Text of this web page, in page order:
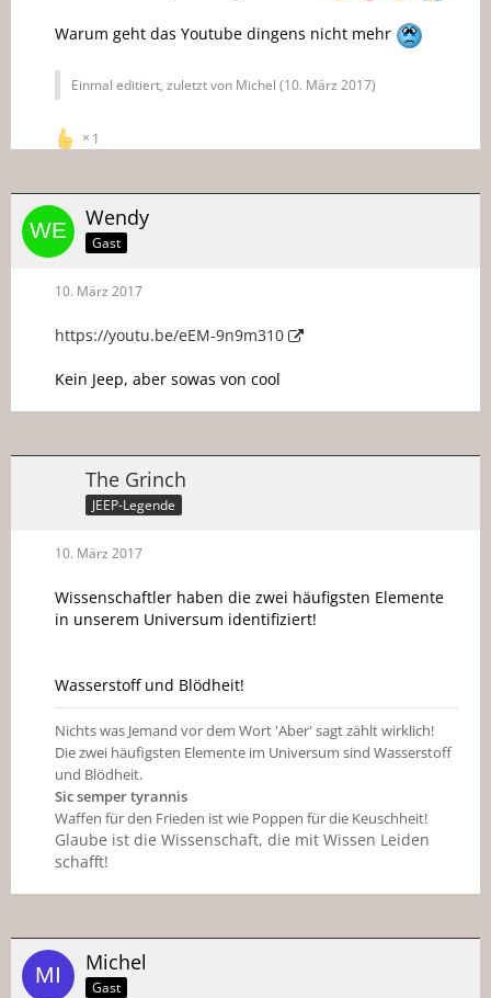
Warum geht das Youtube dingens nicht mehr
Einmal editiert, zuletzt von Michel (10. März 2017)
1
Wendy
Gast
10. März 2017
https://youtu.be/eEM-9n9m310
Kein Jeep, aber sowas von cool
The Grinch
JEEP-Legende
10. März 2017
Wissenschaftler haben die zwei häufigsten Elemente
in unserem Universum identifiziert!
Wasserstoff und Blödheit!
Nichts was Jemand vor dem Wort 'Aber' sagt zählt wirklich!
Die zwei häufigsten Elemente im Universum sind Wasserstoff
und Blödheit.
Sic semper tyrannis
Waffen für den Frieden ist wie Poppen für die Keuschheit!
Glaube ist die Wissenschaft, die mit Wissen Leiden
schafft!
Michel
Gast